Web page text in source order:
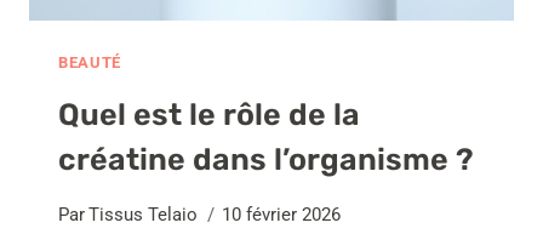
BEAUTÉ
Quel est le rôle de la
créatine dans l’organisme ?
ParTissus Telaio 10 février 2026